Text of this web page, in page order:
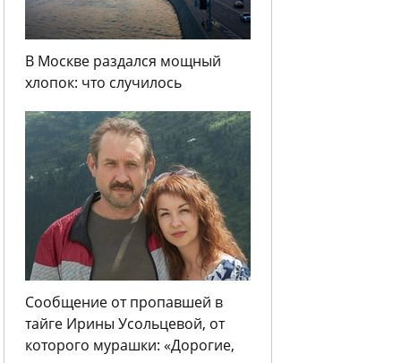
В Москве раздался мощный
хлопок: что случилось
Сообщение от пропавшей в
тайге Ирины Усольцевой, от
которого мурашки: «Дорогие,